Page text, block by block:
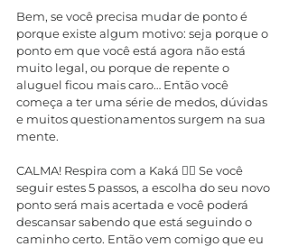
Bem, se você precisa mudar de ponto é
porque existe algum motivo: seja porque o
ponto em que você está agora não está
muito legal, ou porque de repente o
aluguel ficou mais caro… Então você
começa a ter uma série de medos, dúvidas
e muitos questionamentos surgem na sua
mente.
CALMA! Respira com a Kaká 😮‍💨 Se você
seguir estes 5 passos, a escolha do seu novo
ponto será mais acertada e você poderá
descansar sabendo que está seguindo o
caminho certo. Então vem comigo que eu